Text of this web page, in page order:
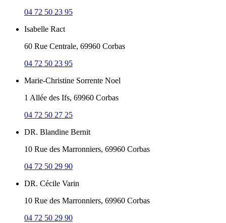
04 72 50 23 95
Isabelle Ract
60 Rue Centrale, 69960 Corbas
04 72 50 23 95
Marie-Christine Sorrente Noel
1 Allée des Ifs, 69960 Corbas
04 72 50 27 25
DR. Blandine Bernit
10 Rue des Marronniers, 69960 Corbas
04 72 50 29 90
DR. Cécile Varin
10 Rue des Marronniers, 69960 Corbas
04 72 50 29 90